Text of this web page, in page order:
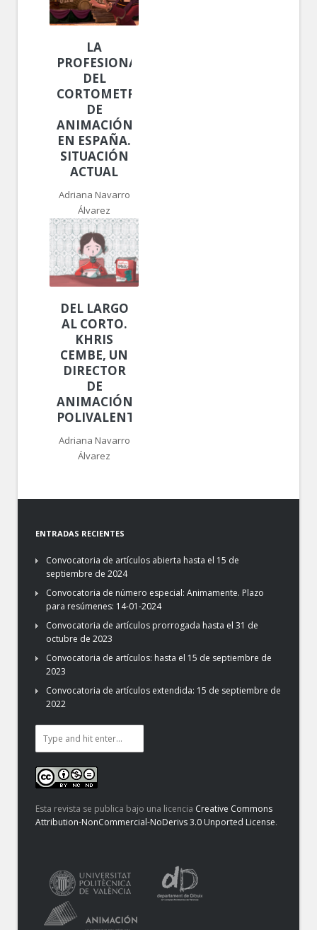
LA
PROFESIONALIZACIÓN
DEL
CORTOMETRAJE
DE
ANIMACIÓN
EN ESPAÑA.
SITUACIÓN
ACTUAL
Adriana Navarro
Álvarez
DEL LARGO
AL CORTO.
KHRIS
CEMBE, UN
DIRECTOR
DE
ANIMACIÓN
POLIVALENTE
Adriana Navarro
Álvarez
ENTRADAS RECIENTES
Convocatoria de artículos abierta hasta el 15 de
septiembre de 2024
Convocatoria de número especial: Animamente. Plazo
para resúmenes: 14-01-2024
Convocatoria de artículos prorrogada hasta el 31 de
octubre de 2023
Convocatoria de artículos: hasta el 15 de septiembre de
2023
Convocatoria de artículos extendida: 15 de septiembre de
2022
Esta revista se publica bajo una licencia Creative Commons
Attribution-NonCommercial-NoDerivs 3.0 Unported License.